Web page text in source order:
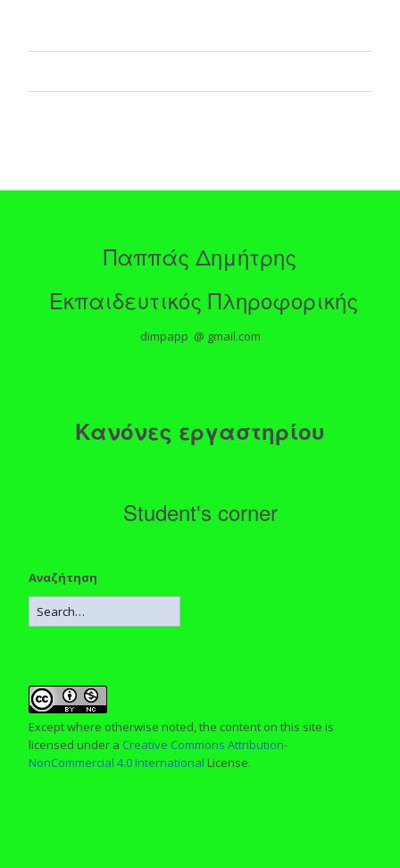
Παππάς Δημήτρης
Εκπαιδευτικός Πληροφορικής
dimpapp @ gmail.com
Κανόνες εργαστηρίου
Student's corner
Αναζήτηση
Except where otherwise noted, the content on this site is
licensed under a Creative Commons Attribution-
NonCommercial 4.0 International License.